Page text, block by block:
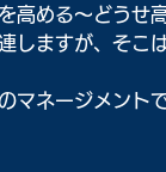
高める～どうせ
しますが、そこ
マネージメントで